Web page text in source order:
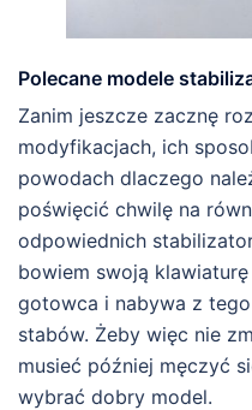
Polecane modele
Zanim jeszcze zacznę
modyfikacjach, ich
powodach dlaczego
poświęcić chwilę na
odpowiednich
bowiem swoją
gotowca i nabywa z
stabów. Żeby więc nie
musieć później męczyć
wybrać dobry model.